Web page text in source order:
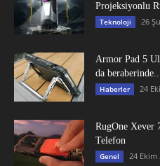
Projeksiyonlu
Teknoloji 26
Armor Pad 5
da
Haberler 24
RugOne Xever
Telefon
Genel 24 Ekim